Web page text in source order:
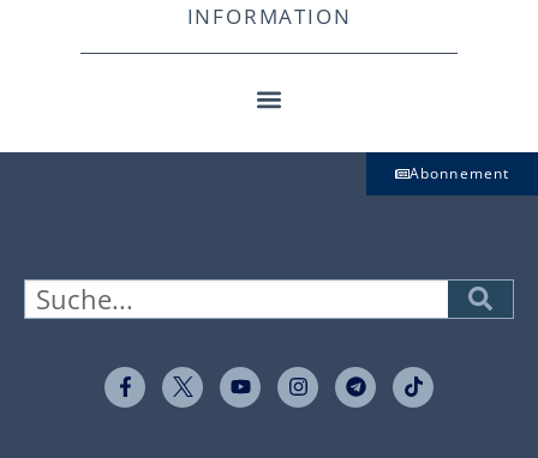
INFORMATION
Abonnement